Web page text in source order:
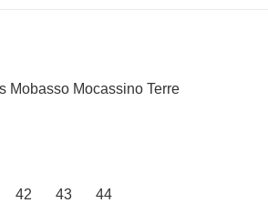
Mobasso Mocassino Terre
42 43 44